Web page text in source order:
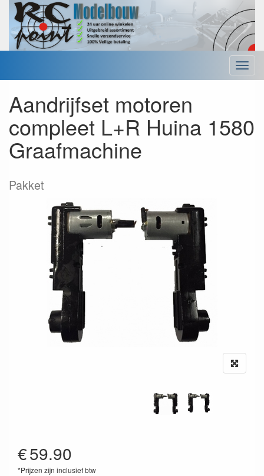
Menu
Aandrijfset motoren
compleet L+R Huina 1580
Graafmachine
Pakket
€59.90
*Prijzen zijn inclusief btw